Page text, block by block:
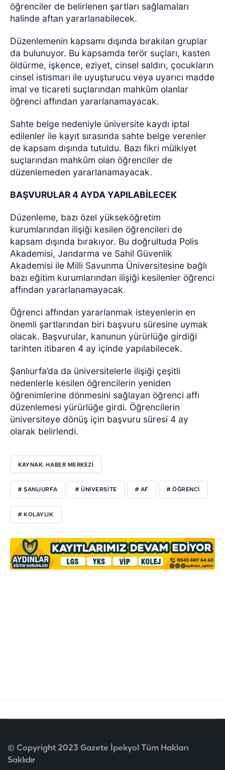
öğrenciler de belirlenen şartları sağlamaları
halinde aftan yararlanabilecek.
Düzenlemenin kapsamı dışında bırakılan gruplar
da bulunuyor. Bu kapsamda terör suçları, kasten
öldürme, işkence, eziyet, cinsel saldırı, çocukların
cinsel istismarı ile uyuşturucu veya uyarıcı madde
imal ve ticareti suçlarından mahkûm olanlar
öğrenci affından yararlanamayacak.
Sahte belge nedeniyle üniversite kaydı iptal
edilenler ile kayıt sırasında sahte belge verenler
de kapsam dışında tutuldu. Bazı fikri mülkiyet
suçlarından mahkûm olan öğrenciler de
düzenlemeden yararlanamayacak.
BAŞVURULAR 4 AYDA YAPILABİLECEK
Düzenleme, bazı özel yükseköğretim
kurumlarından ilişiği kesilen öğrencileri de
kapsam dışında bırakıyor. Bu doğrultuda Polis
Akademisi, Jandarma ve Sahil Güvenlik
Akademisi ile Milli Savunma Üniversitesine bağlı
bazı eğitim kurumlarından ilişiği kesilenler öğrenci
affından yararlanamayacak.
Öğrenci affından yararlanmak isteyenlerin en
önemli şartlarından biri başvuru süresine uymak
olacak. Başvurular, kanunun yürürlüğe girdiği
tarihten itibaren 4 ay içinde yapılabilecek.
Şanlıurfa’da da üniversitelerle ilişiği çeşitli
nedenlerle kesilen öğrencilerin yeniden
öğrenimlerine dönmesini sağlayan öğrenci affı
düzenlemesi yürürlüğe girdi. Öğrencilerin
üniversiteye dönüş için başvuru süresi 4 ay
olarak belirlendi.
KAYNAK: HABER MERKEZİ
# ŞANLIURFA # ÜNİVERSİTE # AF # ÖĞRENCİ
# KOLAYLIK
© Copyright 2023 Gazete İpekyol Tüm Hakları
Saklıdır